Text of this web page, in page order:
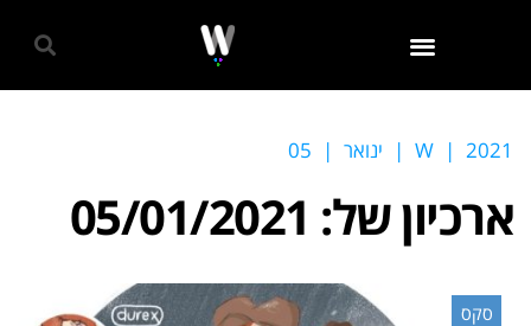
W | 2021
| ינואר |
05
ארכיון של: 05/01/2021
סקס